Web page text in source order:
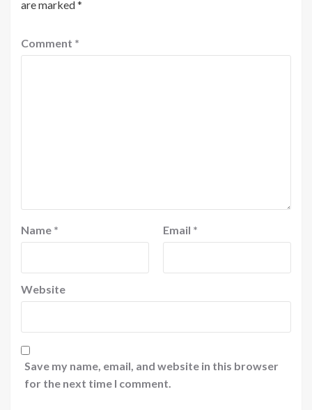
are marked*
Comment *
Name * Email *
Website
Save my name, email, and website in this browser
for the next time I comment.